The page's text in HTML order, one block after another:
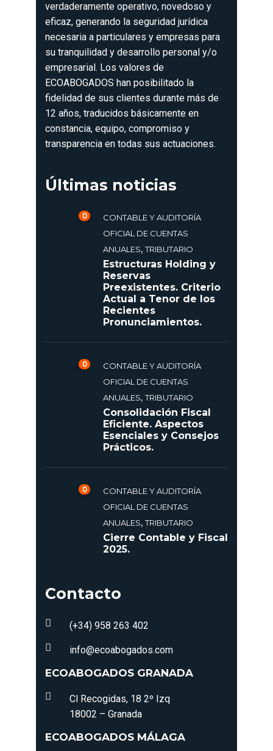
verdaderamente operativo, novedoso y
eficaz, generando la seguridad jurídica
necesaria a particulares y empresas para
su tranquilidad y desarrollo personal y/o
empresarial. Los valores de
ECOABOGADOS han posibilitado la
fidelidad de sus clientes durante más de
12 años, traducidos básicamente en
constancia, equipo, compromiso y
transparencia en todas sus actuaciones.
Últimas noticias
0
CONTABLE Y AUDITORÍA
OFICIAL DE CUENTAS
ANUALES,TRIBUTARIO
Estructuras Holding y
Reservas
Preexistentes. Criterio
Actual a Tenor de los
Recientes
Pronunciamientos.
0
CONTABLE Y AUDITORÍA
OFICIAL DE CUENTAS
ANUALES,TRIBUTARIO
Consolidación Fiscal
Eficiente. Aspectos
Esenciales y Consejos
Prácticos.
0
CONTABLE Y AUDITORÍA
OFICIAL DE CUENTAS
ANUALES,TRIBUTARIO
Cierre Contable y Fiscal
2025.
Contacto
(+34) 958 263 402
info@ecoabogados.com
ECOABOGADOS GRANADA
Cl Recogidas, 18 2º Izq
18002 – Granada
ECOABOGADOS MÁLAGA